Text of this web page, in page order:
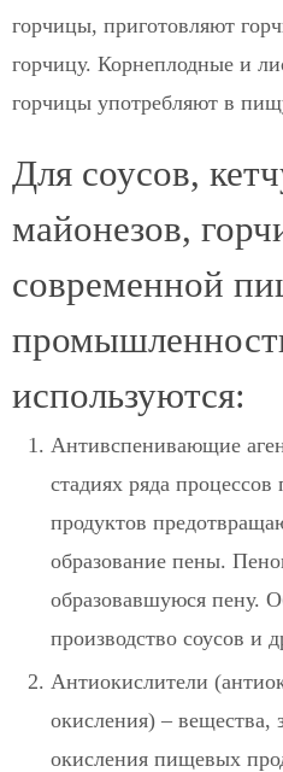
горчицы, приготовляют
горчицу. Корнеплодные и
горчицы употребляют в
Для соусов,
майонезов,
современной
используются:
Антивспенивающие
стадиях ряда
продуктов
образование пены.
образовавшуюся пену.
производство соусов и
Антиокислители
окисления) – вещества,
окисления пищевых